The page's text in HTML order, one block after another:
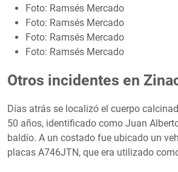
Foto: Ramsés Mercado
Foto: Ramsés Mercado
Foto: Ramsés Mercado
Foto: Ramsés Mercado
Otros incidentes en
Días atrás se localizó el cuerpo
50 años, identificado como Juan
baldío. A un costado fue ubicado un
placas A746JTN, que era utilizado